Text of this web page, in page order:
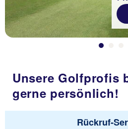
Unsere Golfprofis
gerne persönlich!
Rückruf-